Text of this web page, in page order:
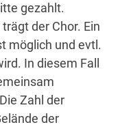
gezahlt.
der Chor. Ein
möglich und evtl.
In diesem Fall
Zahl der
der